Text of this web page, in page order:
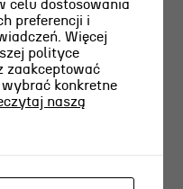
morzem z
celu dostosowania
preferencji i
Więcej
polityce
zaakceptować
konkretne
naszą